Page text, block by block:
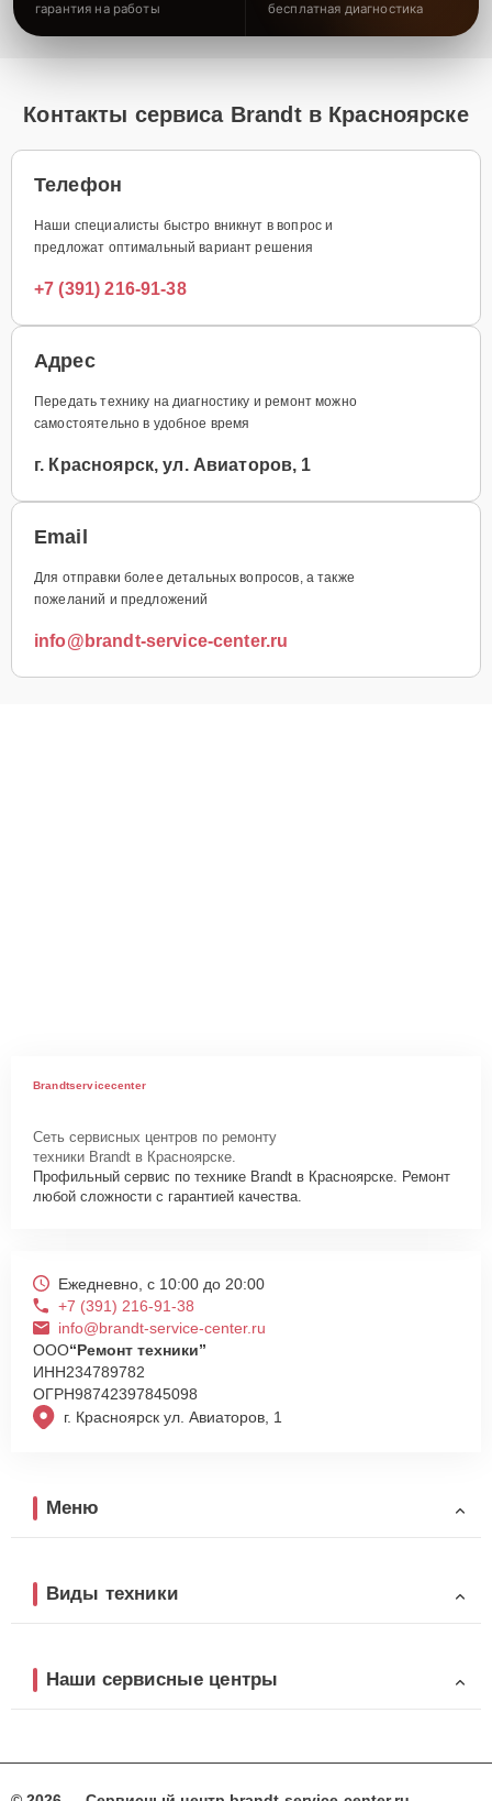
гарантия на работы бесплатная диагностика
Контакты сервиса Brandt в Красноярске
Телефон
Наши специалисты быстро вникнут в вопрос и
предложат оптимальный вариант решения
+7 (391) 216-91-38
Адрес
Передать технику на диагностику и ремонт можно
самостоятельно в удобное время
г. Красноярск, ул. Авиаторов, 1
Email
Для отправки более детальных вопросов, а также
пожеланий и предложений
info@brandt-service-center.ru
Brandtservicecenter
Сеть сервисных центров по ремонту
техники Brandt в Красноярске.
Профильный сервис по технике Brandt в Красноярске. Ремонт
любой сложности с гарантией качества.
г. Красноярск ул. Авиаторов, 1
Ежедневно, с 10:00 до 20:00
+7 (391) 216-91-38
info@brandt-service-center.ru
ООО“Ремонт техники”
ИНН234789782
ОГРН98742397845098
Меню
Виды техники
Наши сервисные центры